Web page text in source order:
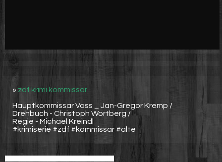
» zdf krimi kommissar
Hauptkommissar Voss _ Jan-Gregor Kremp /
Drehbuch - Christoph Wortberg /
Regie - Michael Kreindl
#krimiserie #zdf #kommissar #alte